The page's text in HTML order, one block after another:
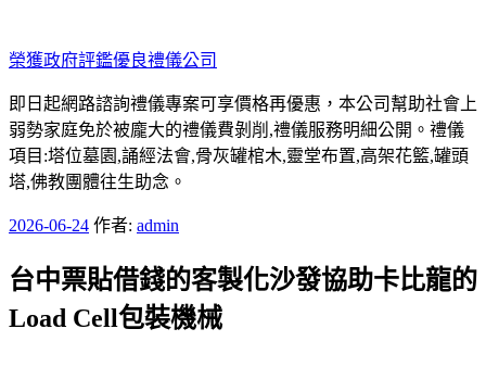
至
主
要
內
容
榮獲政府評鑑優良禮儀公司
即日起網路諮詢禮儀專案可享價格再優惠，本公司幫助社會上
弱勢家庭免於被龐大的禮儀費剝削,禮儀服務明細公開。禮儀
項目:塔位墓園,誦經法會,骨灰罐棺木,靈堂布置,高架花籃,罐頭
塔,佛教團體往生助念。
發
於
2026-06-24 作者: admin
台中票貼借錢的客製化沙發協助卡比龍的
Load Cell包裝機械